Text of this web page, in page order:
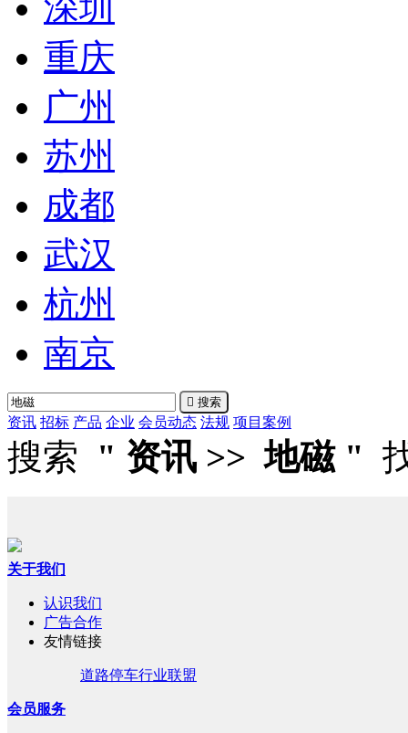
重庆
广州
苏州
成都
武汉
杭州
南京
 搜索
资讯 招标 产品 企业 会员动态 法规 项目案例
搜索 " 资讯 >> 地磁 "
关于我们
认识我们
广告合作
友情链接
道路停车行业联盟
会员服务